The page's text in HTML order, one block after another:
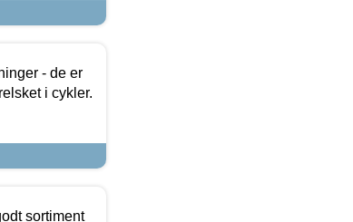
- de er
i cykler.
sortiment